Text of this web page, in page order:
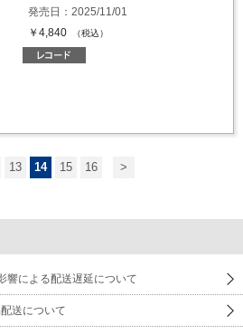
発売日：2025/11/01
￥4,840
（税込）
13 14 15 16 >
響による配送遅延について
送について